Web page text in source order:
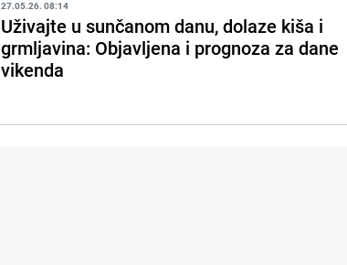
27.05.26. 08:14
Uživajte u sunčanom danu, dolaze kiša i
grmljavina: Objavljena i prognoza za dane
vikenda